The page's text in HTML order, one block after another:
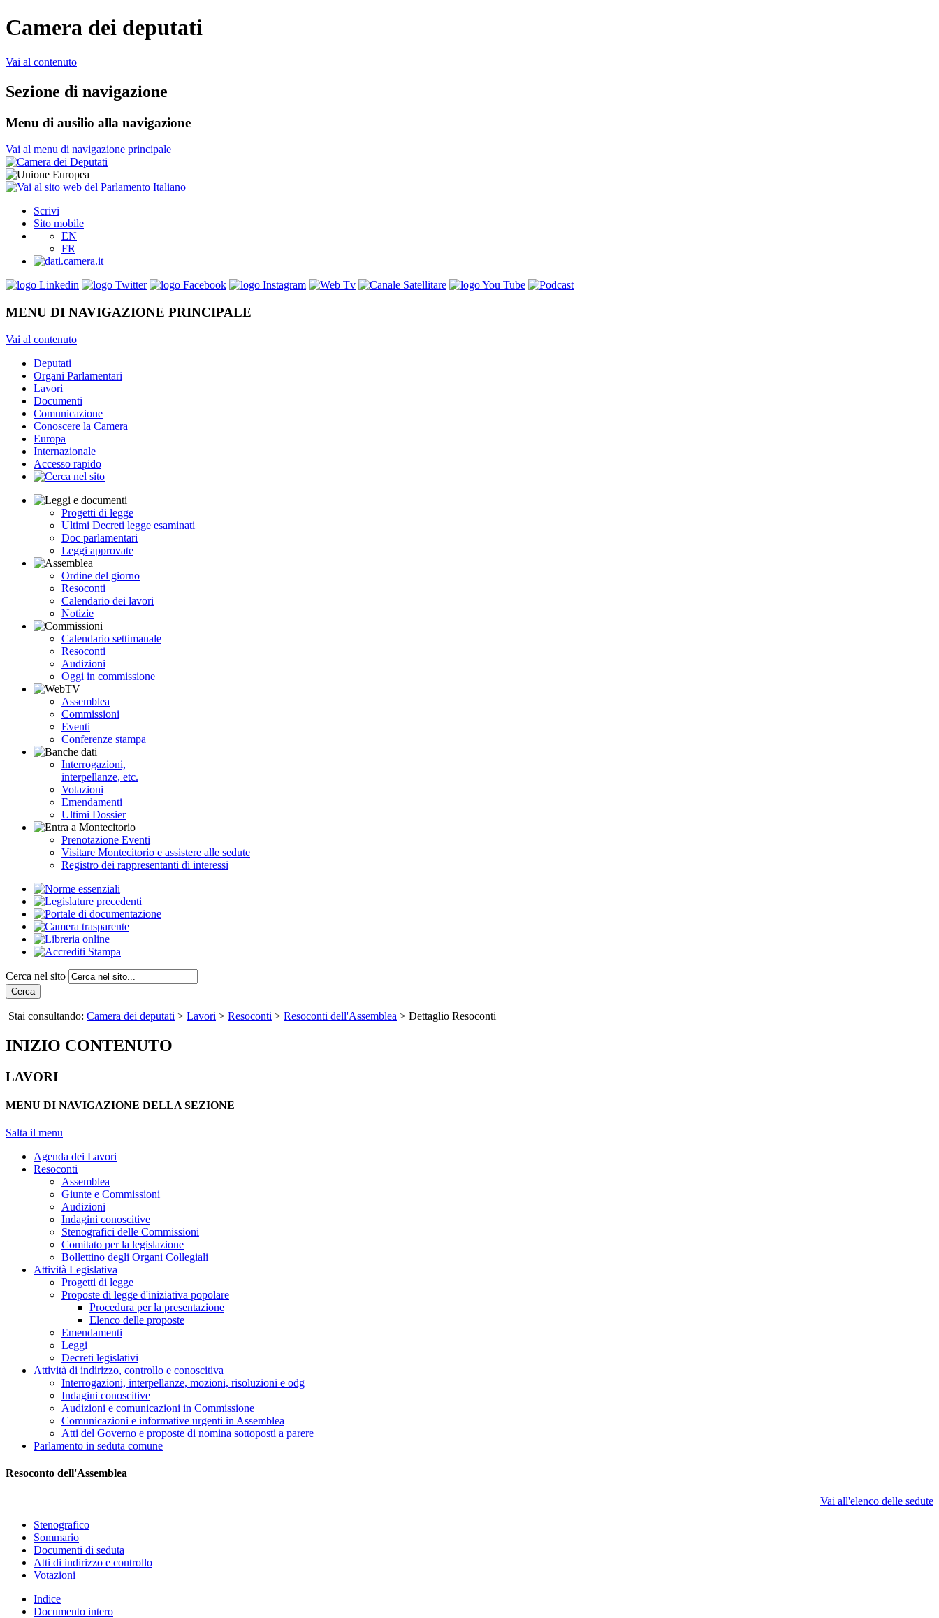
Camera dei deputati
Vai al contenuto
Sezione di navigazione
Menu di ausilio alla navigazione
Vai al menu di navigazione principale
Scrivi
Sito mobile
EN
FR
MENU DI NAVIGAZIONE PRINCIPALE
Vai al contenuto
Deputati
Organi Parlamentari
Lavori
Documenti
Comunicazione
Conoscere la Camera
Europa
Internazionale
Accesso rapido
Progetti di legge
Ultimi Decreti legge esaminati
Doc parlamentari
Leggi approvate
Ordine del giorno
Resoconti
Calendario dei lavori
Notizie
Calendario settimanale
Resoconti
Audizioni
Oggi in commissione
Assemblea
Commissioni
Eventi
Conferenze stampa
Interrogazioni,
interpellanze, etc.
Votazioni
Emendamenti
Ultimi Dossier
Prenotazione Eventi
Visitare Montecitorio e assistere alle sedute
Registro dei rappresentanti di interessi
Cerca nel sito
Cerca
Stai consultando: Camera dei deputati > Lavori > Resoconti > Resoconti dell'Assemblea > Dettaglio Resoconti
INIZIO CONTENUTO
LAVORI
MENU DI NAVIGAZIONE DELLA SEZIONE
Salta il menu
Agenda dei Lavori
Resoconti
Assemblea
Giunte e Commissioni
Audizioni
Indagini conoscitive
Stenografici delle Commissioni
Comitato per la legislazione
Bollettino degli Organi Collegiali
Attività Legislativa
Progetti di legge
Proposte di legge d'iniziativa popolare
Procedura per la presentazione
Elenco delle proposte
Emendamenti
Leggi
Decreti legislativi
Attività di indirizzo, controllo e conoscitiva
Interrogazioni, interpellanze, mozioni, risoluzioni e odg
Indagini conoscitive
Audizioni e comunicazioni in Commissione
Comunicazioni e informative urgenti in Assemblea
Atti del Governo e proposte di nomina sottoposti a parere
Parlamento in seduta comune
Resoconto dell'Assemblea
Vai all'elenco delle sedute
Stenografico
Sommario
Documenti di seduta
Atti di indirizzo e controllo
Votazioni
Indice
Documento intero